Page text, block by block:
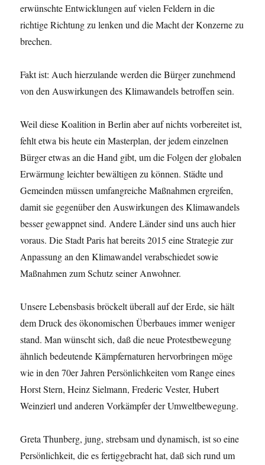
erwünschte Entwicklungen auf vielen Feldern in die
richtige Richtung zu lenken und die Macht der Konzerne zu
brechen.
Fakt ist: Auch hierzulande werden die Bürger zunehmend
von den Auswirkungen des Klimawandels betroffen sein.
Weil diese Koalition in Berlin aber auf nichts vorbereitet ist,
fehlt etwa bis heute ein Masterplan, der jedem einzelnen
Bürger etwas an die Hand gibt, um die Folgen der globalen
Erwärmung leichter bewältigen zu können. Städte und
Gemeinden müssen umfangreiche Maßnahmen ergreifen,
damit sie gegenüber den Auswirkungen des Klimawandels
besser gewappnet sind. Andere Länder sind uns auch hier
voraus. Die Stadt Paris hat bereits 2015 eine Strategie zur
Anpassung an den Klimawandel verabschiedet sowie
Maßnahmen zum Schutz seiner Anwohner.
Unsere Lebensbasis bröckelt überall auf der Erde, sie hält
dem Druck des ökonomischen Überbaues immer weniger
stand. Man wünscht sich, daß die neue Protestbewegung
ähnlich bedeutende Kämpfernaturen hervorbringen möge
wie in den 70er Jahren Persönlichkeiten vom Range eines
Horst Stern, Heinz Sielmann, Frederic Vester, Hubert
Weinzierl und anderen Vorkämpfer der Umweltbewegung.
Greta Thunberg, jung, strebsam und dynamisch, ist so eine
Persönlichkeit, die es fertiggebracht hat, daß sich rund um